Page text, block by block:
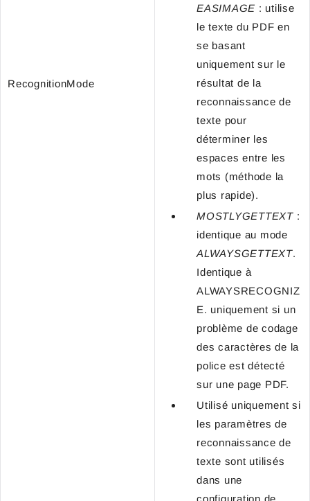
RecognitionMode
EASIMAGE : utilise
le texte du PDF en
se basant
uniquement sur le
résultat de la
reconnaissance de
texte pour
déterminer les
espaces entre les
mots (méthode la
plus rapide).
MOSTLYGETTEXT :
identique au mode
ALWAYSGETTEXT.
Identique à
ALWAYSRECOGNIZ
E. uniquement si un
problème de codage
des caractères de la
police est détecté
sur une page PDF.
Utilisé uniquement si
les paramètres de
reconnaissance de
texte sont utilisés
dans une
configuration de